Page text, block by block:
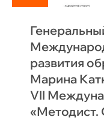
развития
Марина
VII
«Методист.